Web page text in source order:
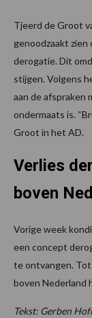
Tjeerd de Groot
genoodzaakt
derogatie. Dit
stijgen. Volgens
aan de afspraken
ondermaats is.
Groot in het AD.
Verlies
boven
Vorige week
een concept
te ontvangen.
boven Nederland
Tekst: Gerben